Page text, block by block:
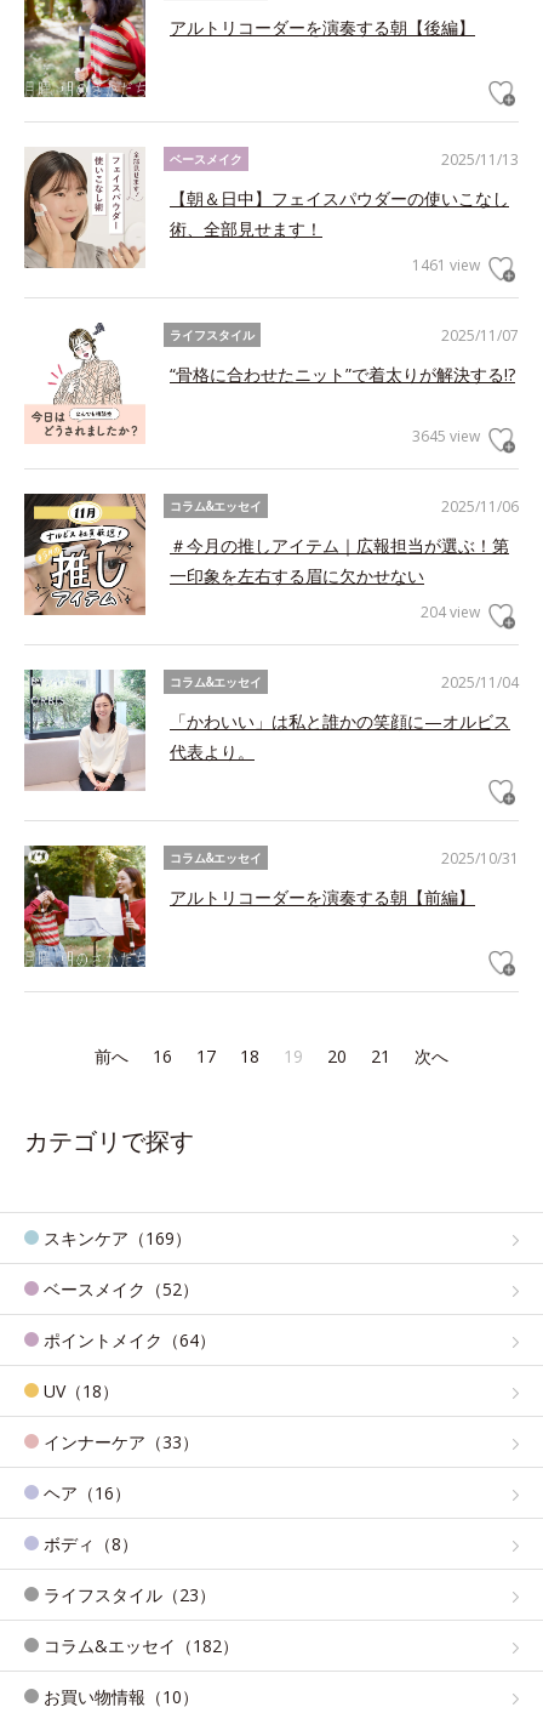
アルトリコーダーを演奏する朝【後編】
2025/11/13
ベースメイク
【朝＆日中】フェイスパウダーの使いこなし
術、全部見せます！
1461 view
2025/11/07
ライフスタイル
“骨格に合わせたニット”で着太りが解決する!?
3645 view
2025/11/06
コラム&エッセイ
＃今月の推しアイテム｜広報担当が選ぶ！第
一印象を左右する眉に欠かせない
204 view
2025/11/04
コラム&エッセイ
「かわいい」は私と誰かの笑顔に—オルビス
代表より。
2025/10/31
コラム&エッセイ
アルトリコーダーを演奏する朝【前編】
前へ 16 17 18 19 20 21 次へ
カテゴリで探す
スキンケア（169）
ベースメイク（52）
ポイントメイク（64）
UV（18）
インナーケア（33）
ヘア（16）
ボディ（8）
ライフスタイル（23）
コラム&エッセイ（182）
お買い物情報（10）